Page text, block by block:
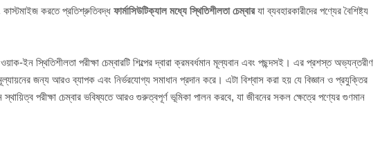
কাস্টমাইজ করতে প্রতিশ্রুতিবদ্ধফার্মাসিউটিক্যাল মধ্যে স্থিতিশীলতা চেম্বারযা ব্যবহারকারীদের পণ্যের বৈশিষ্ট্য
ইন স্থিতিশীলতা পরীক্ষা চেম্বারটি শিল্পের দ্বারা ক্রমবর্ধমান মূল্যবান এবং পছন্দসই। এর প্রশস্ত অভ্যন্তরীণ
জন্য আরও ব্যাপক এবং নির্ভরযোগ্য সমাধান প্রদান করে। এটা বিশ্বাস করা হয় যে বিজ্ঞান ও প্রযুক্তির
পরীক্ষা চেম্বার ভবিষ্যতে আরও গুরুত্বপূর্ণ ভূমিকা পালন করবে, যা জীবনের সকল ক্ষেত্রে পণ্যের গুণমান